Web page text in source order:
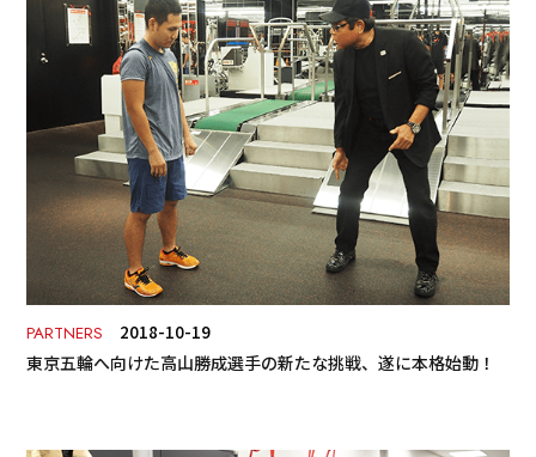
PARTNERS
2018-10-19
東京五輪へ向けた高山勝成選手の新たな挑戦、遂に本格始動！